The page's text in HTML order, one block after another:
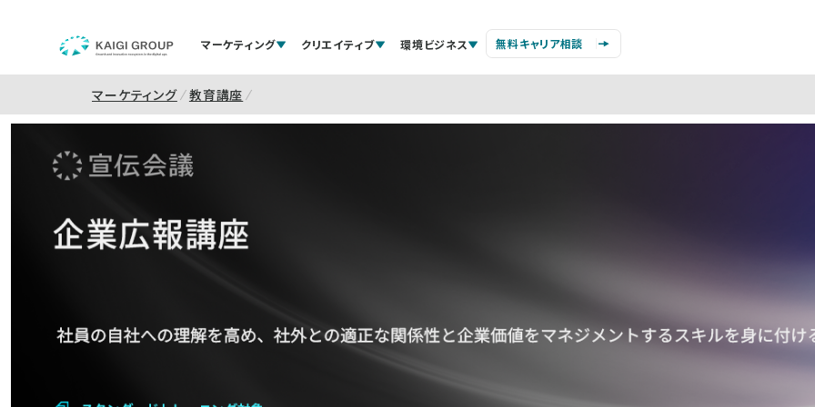
マーケティング クリエイティブ 環境ビジネス 無料キャリア相談
マーケティング 教育講座